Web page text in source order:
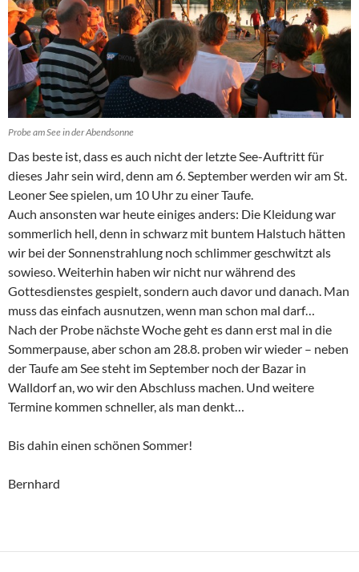
Probe am See in der Abendsonne
Das beste ist, dass es auch nicht der letzte See-Auftritt für
dieses Jahr sein wird, denn am 6. September werden wir am St.
Leoner See spielen, um 10 Uhr zu einer Taufe.
Auch ansonsten war heute einiges anders: Die Kleidung war
sommerlich hell, denn in schwarz mit buntem Halstuch hätten
wir bei der Sonnenstrahlung noch schlimmer geschwitzt als
sowieso. Weiterhin haben wir nicht nur während des
Gottesdienstes gespielt, sondern auch davor und danach. Man
muss das einfach ausnutzen, wenn man schon mal darf…
Nach der Probe nächste Woche geht es dann erst mal in die
Sommerpause, aber schon am 28.8. proben wir wieder – neben
der Taufe am See steht im September noch der Bazar in
Walldorf an, wo wir den Abschluss machen. Und weitere
Termine kommen schneller, als man denkt…
Bis dahin einen schönen Sommer!
Bernhard